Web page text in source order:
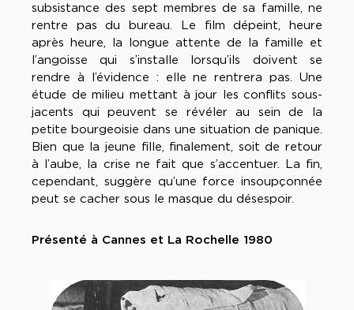
subsistance des sept membres de sa famille, ne
rentre pas du bureau. Le film dépeint, heure
après heure, la longue attente de la famille et
l’angoisse qui s’installe lorsqu’ils doivent se
rendre à l’évidence : elle ne rentrera pas. Une
étude de milieu mettant à jour les conflits sous-
jacents qui peuvent se révéler au sein de la
petite bourgeoisie dans une situation de panique.
Bien que la jeune fille, finalement, soit de retour
à l’aube, la crise ne fait que s’accentuer. La fin,
cependant, suggère qu’une force insoupçonnée
peut se cacher sous le masque du désespoir.
Présenté à Cannes et La Rochelle 1980